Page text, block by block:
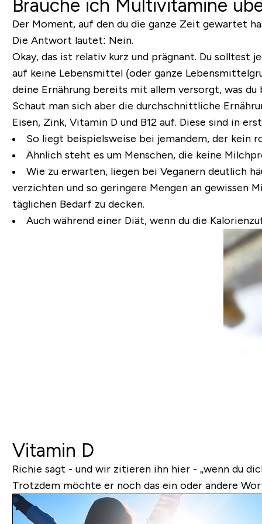
Brauche ich Multivitamine
Der Moment, auf den du die ganze Zeit gewartet
Die Antwort lautet: Nein.
Okay, das ist relativ kurz und prägnant. Du solltest
auf keine Lebensmittel (oder ganze
deine Ernährung bereits mit allem versorgt, was du
Schaut man sich aber die durchschnittliche
Eisen, Zink, Vitamin D und B12 auf. Diese sind in
So liegt beispielsweise bei jemandem, der kein
Ähnlich steht es um Menschen, die keine
Wie zu erwarten, liegen bei Veganern deutlich
verzichten und so geringere Mengen an gewissen
täglichen Bedarf zu decken.
Auch während einer Diät, wenn du die
Vitamin D
Richie sagt - und wir zitieren ihn hier - „wenn du
Trotzdem möchte er noch das ein oder andere